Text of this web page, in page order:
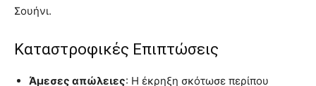
Σουήνι.
Καταστροφικές Επιπτώσεις
Άμεσες απώλειες: Η έκρηξη σκότωσε περίπου